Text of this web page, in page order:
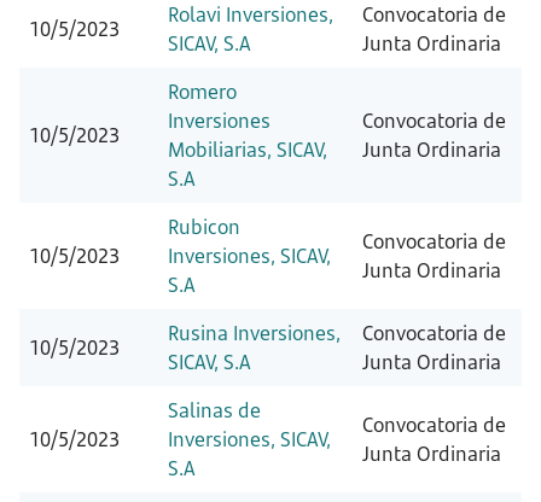
10/5/2023
Rolavi Inversiones,
SICAV, S.A
Convocatoria de
Junta Ordinaria
10/5/2023
Romero
Inversiones
Mobiliarias, SICAV,
S.A
Convocatoria de
Junta Ordinaria
10/5/2023
Rubicon
Inversiones, SICAV,
S.A
Convocatoria de
Junta Ordinaria
10/5/2023
Rusina Inversiones,
SICAV, S.A
Convocatoria de
Junta Ordinaria
10/5/2023
Salinas de
Inversiones, SICAV,
S.A
Convocatoria de
Junta Ordinaria